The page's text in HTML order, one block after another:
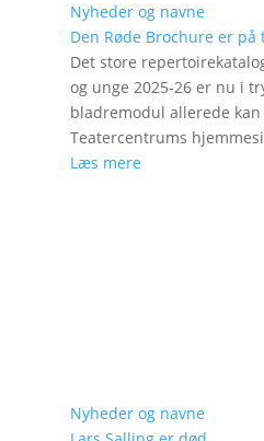
Nyheder og navne
Den Røde Brochure er på
Det store
og unge 2025-26 er nu i
bladremodul allerede kan
Teatercentrums
Læs mere
Nyheder og navne